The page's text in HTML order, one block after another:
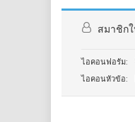
สมาชิก
ไอคอนฟอรัม:
ไอคอนหัวข้อ: